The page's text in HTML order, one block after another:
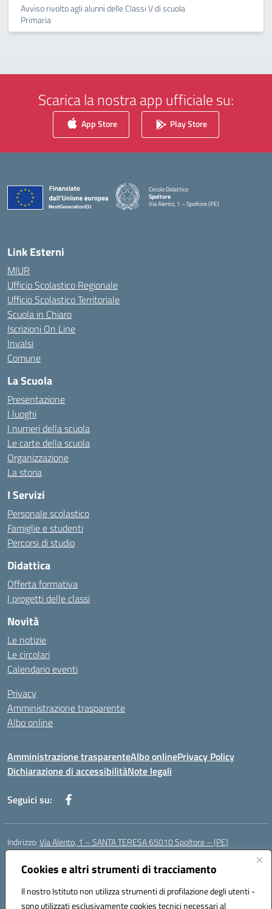
Cookies e altri strumenti di tracciamento
Il nostro Istituto non utilizza strumenti di profilazione degli utenti -
sono utilizzati esclusivamente cookies tecnici necessari al
Avviso rivolto agli alunni delle Classi V di scuola
Primaria
Scarica la nostra app ufficiale su:
App Store Play Store
Circolo Didattico
Spoltore
Via Alento, 1 – Spoltore (PE)
— Visita la pagina iniziale della scuola
Link Esterni
MIUR
Ufficio Scolastico Regionale
Ufficio Scolastico Territoriale
Scuola in Chiaro
Iscrizioni On Line
Invalsi
Comune
La Scuola
Presentazione
I luoghi
I numeri della scuola
Le carte della scuola
Organizzazione
La storia
I Servizi
Personale scolastico
Famiglie e studenti
Percorsi di studio
Didattica
Offerta formativa
I progetti delle classi
Novità
Le notizie
Le circolari
Calendario eventi
Privacy
Amministrazione trasparente
Albo online
Amministrazione trasparenteAlbo onlinePrivacy Policy
Dichiarazione di accessibilitàNote legali
Seguici su:
Indirizzo:Via Alento, 1 – SANTA TERESA 65010 Spoltore – (PE)
Centralino:
Posta elettronica certificata (PEC):peee052003@pec.istruzione.it
Codice fiscale: 80006490686
Codice meccanografico:peee052003